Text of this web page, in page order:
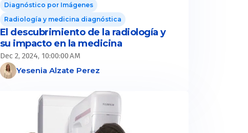
Diagnóstico por Imágenes
Radiología y medicina diagnóstica
El descubrimiento de la radiología y
su impacto en la medicina
Dec 2, 2024, 10:00:00 AM
Yesenia Alzate Perez